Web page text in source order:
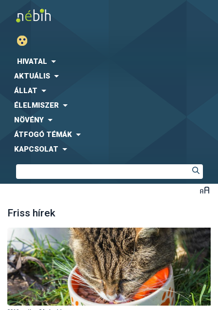
HIVATAL
AKTUÁLIS
ÁLLAT
ÉLELMISZER
NÖVÉNY
ÁTFOGÓ TÉMÁK
KAPCSOLAT
Friss hírek